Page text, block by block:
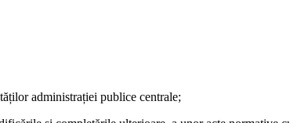
administrației publice centrale;